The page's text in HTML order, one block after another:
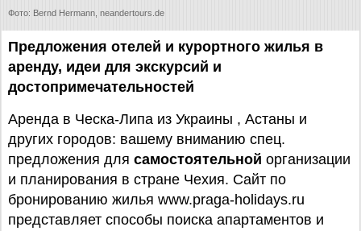
Фото: Bernd Hermann, neandertours.de
Предложения отелей и курортного жилья в
аренду, идеи для экскурсий и
достопримечательностей
Аренда в Ческа-Липа из Украины , Астаны и
других городов: вашему вниманию спец.
предложения для самостоятельной организации
и планирования в стране Чехия. Сайт по
бронированию жилья www.praga-holidays.ru
представляет способы поиска апартаментов и